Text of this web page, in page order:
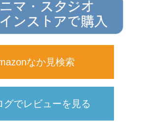
なか見検索
グでレビューを見る